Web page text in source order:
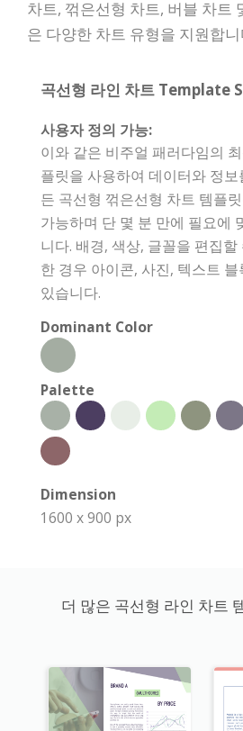
차트, 꺾은선형 차트, 버블 차트
은 다양한 차트 유형을 지원합니
곡선형 라인 차트 Template
사용자 정의 가능:
이와 같은 비주얼 패러다임의
플릿을 사용하여 데이터와 정
든 곡선형 꺾은선형 차트 템플
가능하며 단 몇 분 만에 필요에
니다. 배경, 색상, 글꼴을 편집
한 경우 아이콘, 사진, 텍스트
있습니다.
Dominant Color
Palette
Dimension
1600 x 900 px
더 많은 곡선형 라인 차트